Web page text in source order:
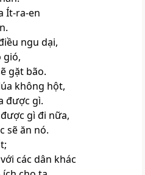
Ít-ra-en
ngu dại,
gió,
gặt bão.
không hột,
được gì.
gì đi nữa,
sẽ ăn nó.
các dân khác